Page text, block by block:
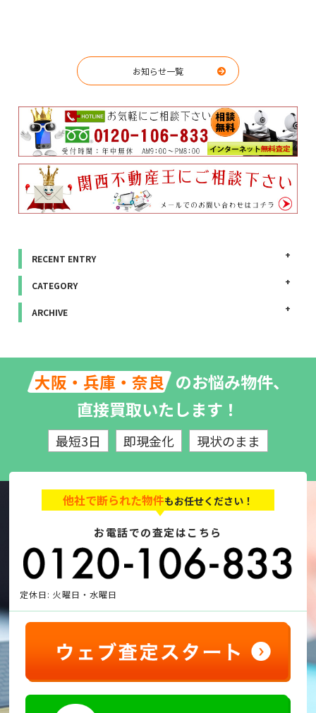
お知らせ一覧
RECENT ENTRY
CATEGORY
ARCHIVE
大阪・兵庫・奈良 のお悩み物件、
直接買取いたします！
最短3日 即現金化 現状のまま
他社で断られた物件もお任せください！
お電話での査定はこちら
定休日: 火曜日・水曜日